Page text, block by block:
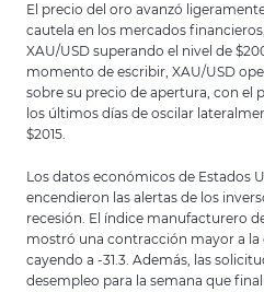
El precio del oro avanzó
cautela en los mercados
XAU/USD superando el nivel de
momento de escribir, XAU/USD
sobre su precio de apertura, con el
los últimos días de oscilar
$2015.
Los datos económicos de Estados
encendieron las alertas de los
recesión. El índice manufacturero
mostró una contracción mayor a la
cayendo a -31.3. Además, las
desempleo para la semana que